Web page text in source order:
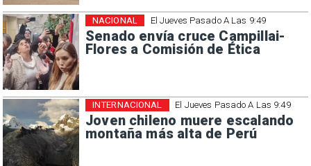
El Jueves Pasado A Las 9:49
Senado envía cruce Campillai-
Flores a Comisión de Ética
NACIONAL
El Jueves Pasado A Las 9:49
Joven chileno muere escalando
montaña más alta de Perú
INTERNACIONAL